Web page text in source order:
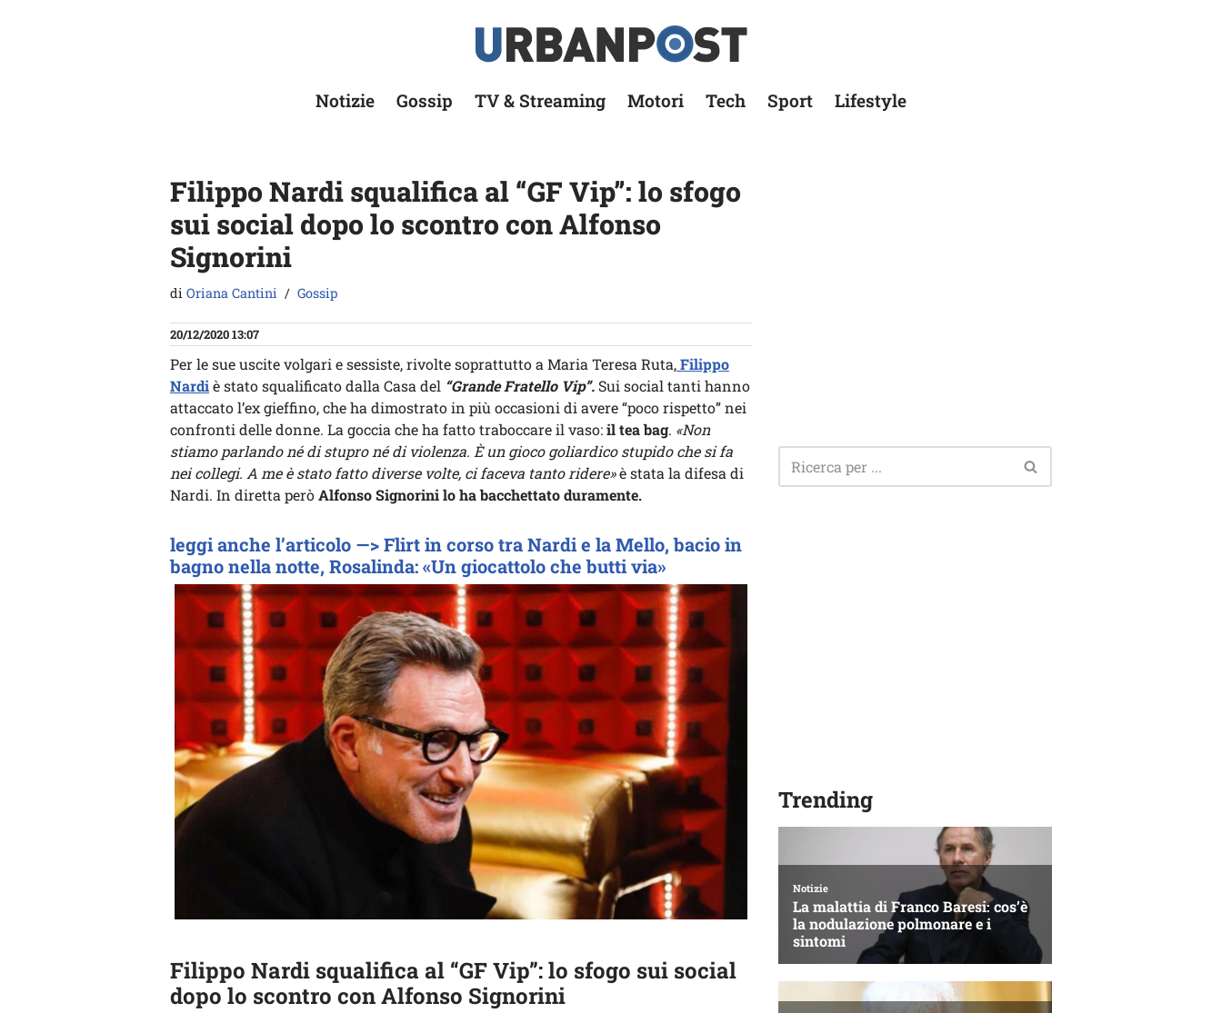
Notizie Gossip TV & Streaming Motori Tech Sport Lifestyle
Filippo Nardi squalifica al “GF Vip”: lo sfogo
sui social dopo lo scontro con Alfonso
Signorini
di Oriana Cantini Gossip
20/12/2020 13:07
Per le sue uscite volgari e sessiste, rivolte soprattutto a Maria Teresa Ruta,Filippo
Nardiè stato squalificato dalla Casa del “Grande Fratello Vip”. Sui social tanti hanno
attaccato l’ex gieffino, che ha dimostrato in più occasioni di avere “poco rispetto” nei
confronti delle donne. La goccia che ha fatto traboccare il vaso:il tea bag. «Non
stiamo parlando né di stupro né di violenza. È un gioco goliardico stupido che si fa
nei collegi. A me è stato fatto diverse volte, ci faceva tanto ridere»è stata la difesa di
Nardi. In diretta peròAlfonso Signorini lo ha bacchettato duramente.
leggi anche l’articolo —> Flirt in corso tra Nardi e la Mello, bacio in
bagno nella notte, Rosalinda: «Un giocattolo che butti via»
Filippo Nardi squalifica al “GF Vip”: lo sfogo sui social
dopo lo scontro con Alfonso Signorini
Trending